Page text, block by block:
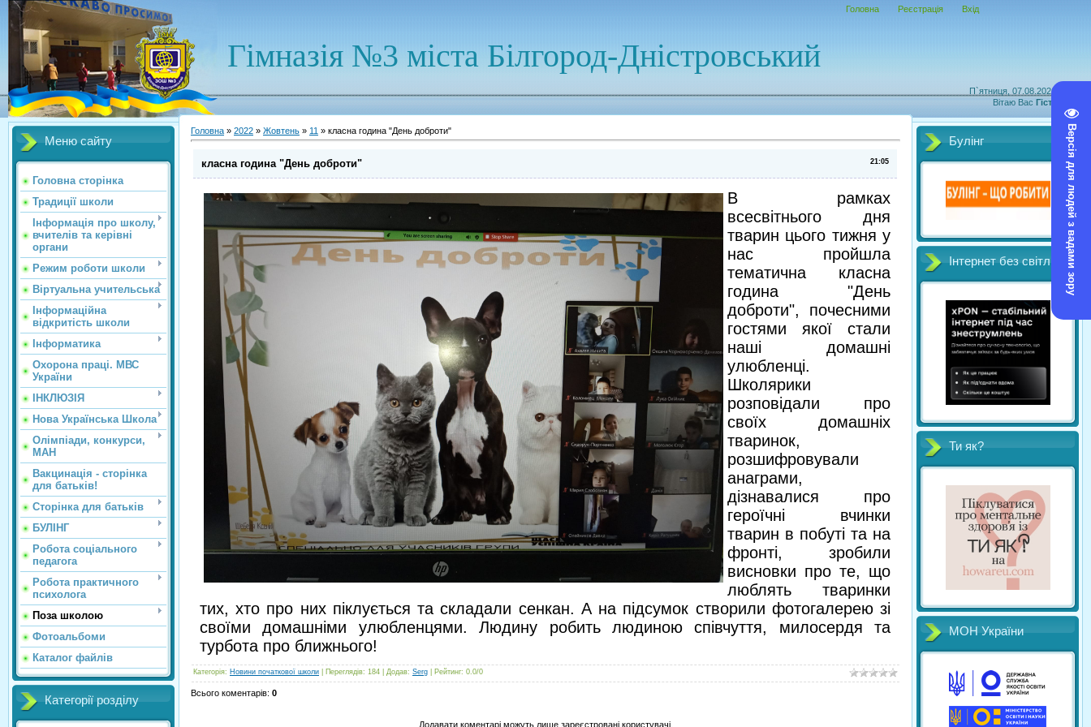
Версія для людей з вадами зору
П`ятниця, 07.08.2026, 14:31
Вітаю Вас Гість
Гімназія №3 міста Білгород-Дністровський
Головна Реєстрація Вхід
Меню сайту
Головна сторінка
Традиції школи
Інформація про школу,
вчителів та керівні
органи
Режим роботи школи
Віртуальна учительська
Інформаційна
відкритість школи
Інформатика
Охорона праці. МВС
України
ІНКЛЮЗІЯ
Нова Українська Школа
Олімпіади, конкурси,
МАН
Вакцинація - сторінка
для батьків!
Сторінка для батьків
БУЛІНГ
Робота соціального
педагога
Робота практичного
психолога
Поза школою
Фотоальбоми
Каталог файлів
Категорії розділу
Головна » 2022 » Жовтень » 11 » класна година "День доброти"
21:05
класна година "День доброти"
В рамках
всесвітнього дня
тварин цього тижня у
нас пройшла
тематична класна
година "День
доброти", почесними
гостями якої стали
наші домашні
улюбленці.
Школярики
розповідали про
своїх домашніх
тваринок,
розшифровували
анаграми,
дізнавалися про
героїчні вчинки
тварин в побуті та на
фронті, зробили
висновки про те, що
люблять тваринки
тих, хто про них піклується та складали сенкан. А на підсумок створили фотогалерею зі
своїми домашніми улюбленцями. Людину робить людиною співчуття, милосердя та
турбота про ближнього!
Категорія: Новини початкової школи Переглядів: 184 | Додав: Serg Рейтинг: 0.0/0
Всього коментарів: 0
Додавати коментарі можуть лише зареєстровані користувачі.
Булінг
Інтернет без світл
Ти як?
МОН України